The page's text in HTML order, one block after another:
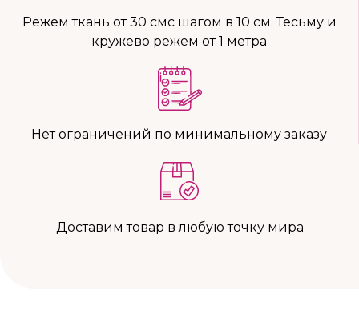
Режем ткань от 30 смс шагом в 10 см. Тесьму и
кружево режем от 1 метра
Нет ограничений по минимальному заказу
Доставим товар в любую точку мира